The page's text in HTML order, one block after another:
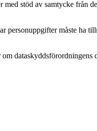
stöd av samtycke från
personuppgifter måste ha
dataskyddsförordningens